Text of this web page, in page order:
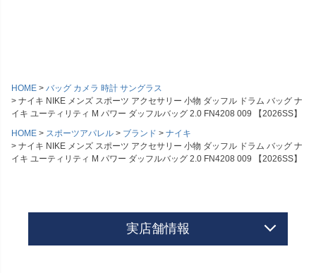
HOME
バッグ カメラ 時計 サングラス
ナイキ NIKE メンズ スポーツ アクセサリー 小物 ダッフル ドラム バッグ ナ
イキ ユーティリティ M パワー ダッフルバッグ 2.0 FN4208 009 【2026SS】
HOME
スポーツアパレル ブランド
ナイキ
ナイキ NIKE メンズ スポーツ アクセサリー 小物 ダッフル ドラム バッグ ナ
イキ ユーティリティ M パワー ダッフルバッグ 2.0 FN4208 009 【2026SS】
実店舗情報